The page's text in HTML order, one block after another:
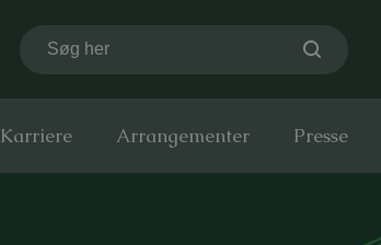
Søg her
Karriere Arrangementer Presse